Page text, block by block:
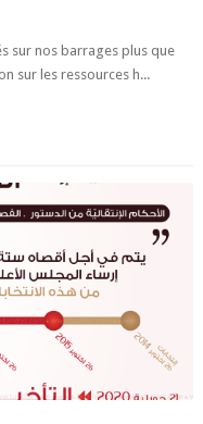
sur nos barrages plus que
sur les ressources h...